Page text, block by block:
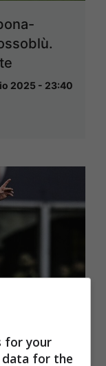
2025 - 23:40
for your
data for the